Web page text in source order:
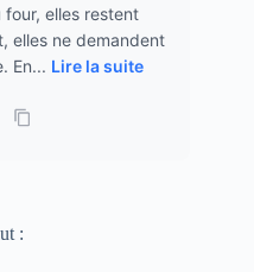
four, elles restent
elles ne demandent
En... Lire la suite
: